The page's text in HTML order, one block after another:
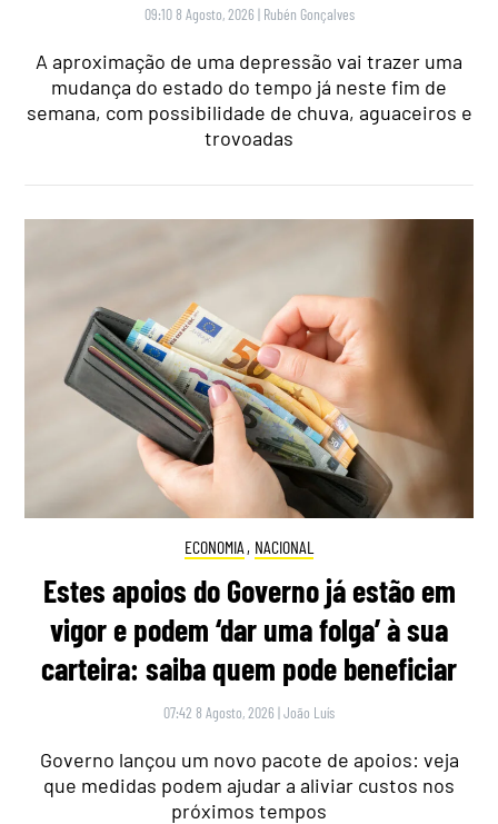
09:10 8 Agosto, 2026 | Rubén Gonçalves
A aproximação de uma depressão vai trazer uma
mudança do estado do tempo já neste fim de
semana, com possibilidade de chuva, aguaceiros e
trovoadas
ECONOMIA , NACIONAL
Estes apoios do Governo já estão em
vigor e podem ‘dar uma folga’ à sua
carteira: saiba quem pode beneficiar
07:42 8 Agosto, 2026 |João Luís
Governo lançou um novo pacote de apoios: veja
que medidas podem ajudar a aliviar custos nos
próximos tempos